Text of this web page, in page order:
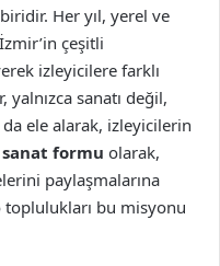
Her yıl, yerel ve
çeşitli
izleyicilere farklı
sanatı değil,
ele alarak, izleyicilerin
sanat formu olarak,
paylaşmalarına
toplulukları bu misyonu